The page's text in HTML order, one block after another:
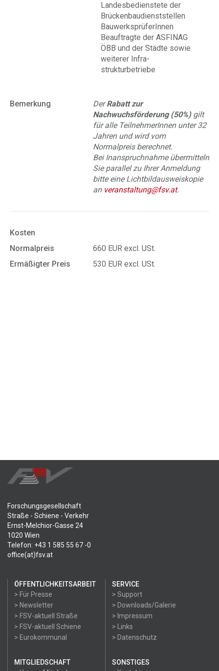
Landesbedienstete der
Brückenbaudienststellen
BauwerksprüferInnen
Beauftragte der ASFINAG
ÖBB und der Städte sowie
weiterer Infra-
strukturbetriebe
Bemerkung DerRabatt zur
Nachwuchsförderung (50%)gilt
für alle TeilnehmerInnen unter 32
Jahren und wird vom
Normalpreis berechnet.
Bei Inanspruchnahme übermitteln
Sie parallel zu Ihrer Anmeldung
bitte eine Lichtbildausweiskopie
an veranstaltung@fsv.at.
Kosten
Normalpreis
660 EUR excl. USt.
Ermäßigter Preis
530 EUR excl. USt.
Forschungsgesellschaft
Straße - Schiene - Verkehr
Ernst-Melchior-Gasse 24
1020 Wien
Telefon: +43 1 585 55 67 -0
office(at)fsv.at
ÖFFENTLICHKEITSARBEIT
> Für Presse
> Newsletter
> FSV-aktuell Straße
> FSV-aktuell Schiene
> Eurokommunal
SERVICE
> Support
> Downloads/Galerie
> Impressum
> Links
> Datenschutz
MITGLIEDSCHAFT
SONSTIGES